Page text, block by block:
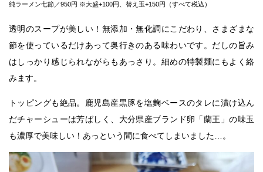
純ラーメン七節／950円 ※大盛+100円、替え玉+150円（すべて税込）
透明のスープが美しい！無添加・無化調にこだわり、さまざまな
節を使っているだけあって奥行きのある味わいです。だしの旨み
はしっかり感じられながらもあっさり。細めの特製麺にもよく絡
みます。
トッピングも絶品。鹿児島産黒豚を塩麴ベースのタレに漬け込ん
だチャーシューは芳ばしく、大分県産ブランド卵「蘭王」の味玉
も濃厚で美味しい！あっという間に食べてしまいました…。